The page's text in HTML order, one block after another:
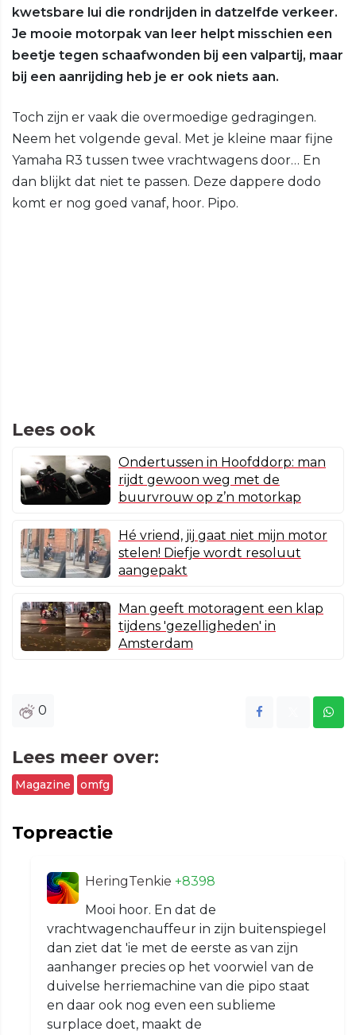
kwetsbare lui die rondrijden in datzelfde verkeer.
Je mooie motorpak van leer helpt misschien een
beetje tegen schaafwonden bij een valpartij, maar
bij een aanrijding heb je er ook niets aan.
Toch zijn er vaak die overmoedige gedragingen.
Neem het volgende geval. Met je kleine maar fijne
Yamaha R3 tussen twee vrachtwagens door… En
dan blijkt dat niet te passen. Deze dappere dodo
komt er nog goed vanaf, hoor. Pipo.
Lees ook
Ondertussen in Hoofddorp: man
rijdt gewoon weg met de
buurvrouw op z’n motorkap
Hé vriend, jij gaat niet mijn motor
stelen! Diefje wordt resoluut
aangepakt
Man geeft motoragent een klap
tijdens 'gezelligheden' in
Amsterdam
0
Lees meer over:
Magazine omfg
Topreactie
HeringTenkie +8398
Mooi hoor. En dat de
vrachtwagenchauffeur in zijn buitenspiegel
dan ziet dat 'ie met de eerste as van zijn
aanhanger precies op het voorwiel van de
duivelse herriemachine van die pipo staat
en daar ook nog even een sublieme
surplace doet, maakt de